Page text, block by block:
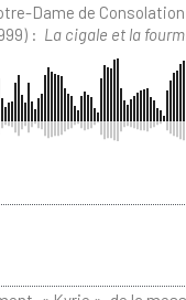
Dame de
: La cigale et la